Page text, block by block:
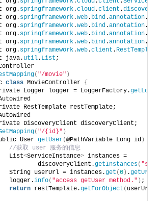
org. springframework.cloud.client .discovery
org. springframework.web. bind.annotation.
org. springframework.web. bind.annotation.
org. springframework.web. bind.annotation.
org. springframework.web. bind.annotation.
org. springframework.web.client . RestTemplate
java. util. List ;
( "/movie" )
class MovieController {
Logger logger = LoggerFactory.
RestTemplate restTemplate;
DiscoveryClient discoveryClient;
( "/{id}" )
User
getUser(@PathVariable Long id )
//获取 user 服务的信息
List
<ServiceInstance> instances =
discoveryClient.
getInstances( "sc-
String userUrl = instances.
get (0 ) .getUri
logger.
info( "access getUser method." ) ;
return restTemplate.getForObject ( userUrl